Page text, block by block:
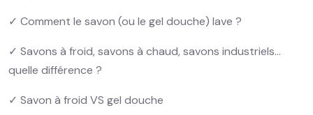
✓ Comment le savon (ou le gel douche) lave ?
✓ Savons à froid, savons à chaud, savons industriels…
quelle différence ?
✓ Savon à froid VS gel douche